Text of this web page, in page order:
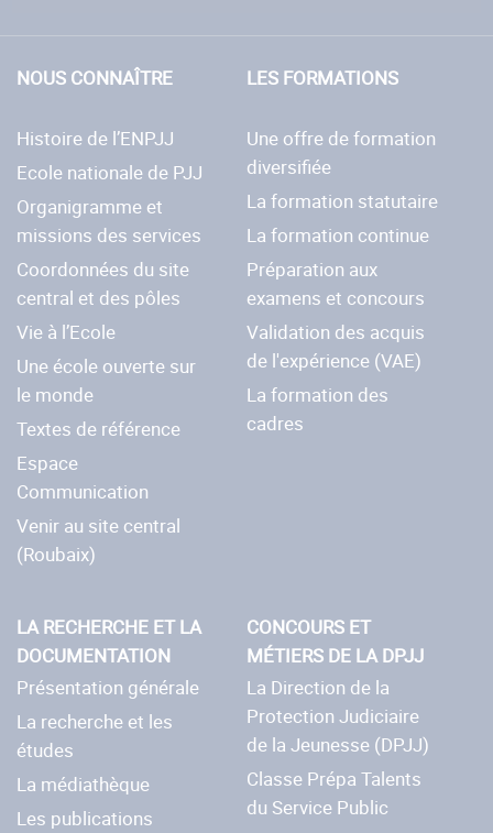
NOUS CONNAÎTRE
Histoire de l’ENPJJ
Ecole nationale de PJJ
Organigramme et
missions des services
Coordonnées du site
central et des pôles
Vie à l’Ecole
Une école ouverte sur
le monde
Textes de référence
Espace
Communication
Venir au site central
(Roubaix)
LES FORMATIONS
Une offre de formation
diversifiée
La formation statutaire
La formation continue
Préparation aux
examens et concours
Validation des acquis
de l'expérience (VAE)
La formation des
cadres
LA RECHERCHE ET LA
DOCUMENTATION
Présentation générale
La recherche et les
études
La médiathèque
Les publications
CONCOURS ET
MÉTIERS DE LA DPJJ
La Direction de la
Protection Judiciaire
de la Jeunesse (DPJJ)
Classe Prépa Talents
du Service Public